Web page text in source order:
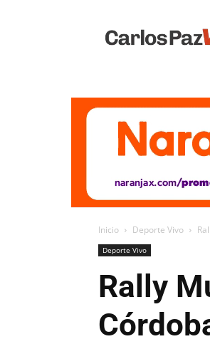
Vivo
Inicio Deporte Vivo
Deporte Vivo
Rally